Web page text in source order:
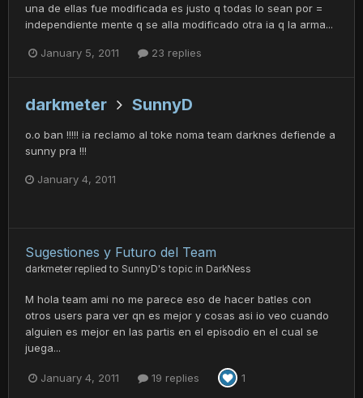
una de ellas fue modificada es justo q todas lo sean por =
independiente mente q se alla modificado otra ia q la arma...
January 5, 2011 23 replies
darkmeter SunnyD
o.o ban !!!!! ia reclamo al toke noma team darknes defiende a
sunny pra !!!
January 4, 2011
Sugestiones y Futuro del Team
darkmeter replied to SunnyD's topic in DarkNess
M hola team ami no me parece eso de hacer batles con
otros users para ver qn es mejor y cosas asi io veo cuando
alguien es mejor en las partis en el episodio en el cual se
juega...
January 4, 2011 19 replies 1